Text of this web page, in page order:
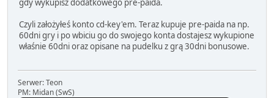
gdy wykupisz dodatkowego pre-paida.
Czyli założyłeś konto cd-key'em. Teraz kupuje pre-paida na np.
60dni gry i po wbiciu go do swojego konta dostajesz wykupione
właśnie 60dni oraz opisane na pudelku z grą 30dni bonusowe.
Serwer: Teon
PM: Midan (SwS)